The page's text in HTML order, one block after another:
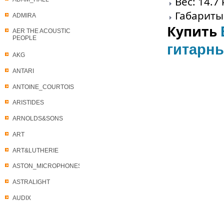
ADMIRA
AER THE ACOUSTIC
PEOPLE
AKG
ANTARI
ANTOINE_COURTOIS
ARISTIDES
ARNOLDS&SONS
ART
ART&LUTHERIE
ASTON_MICROPHONES
ASTRALIGHT
AUDIX
Купить